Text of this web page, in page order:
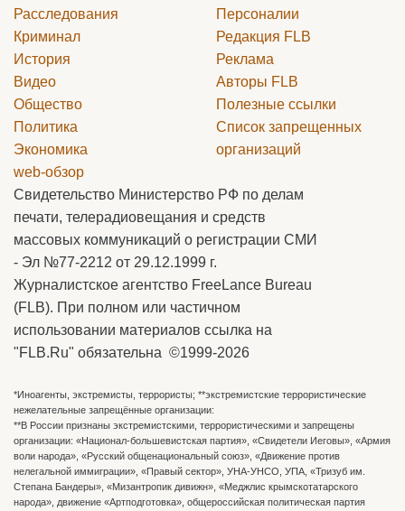
Расследования
Криминал
История
Видео
Общество
Политика
Экономика
web-обзор
Персоналии
Редакция FLB
Реклама
Авторы FLB
Полезные ссылки
Список запрещенных
организаций
Свидетельство Министерство РФ по делам
печати, телерадиовещания и средств
массовых коммуникаций о регистрации СМИ
- Эл №77-2212 от 29.12.1999 г.
Журналистское агентство FreeLance Bureau
(FLB). При полном или частичном
использовании материалов ссылка на
"FLB.Ru" обязательна ©1999-2026
*Иноагенты, экстремисты, террористы; **экстремистские террористические
нежелательные запрещённые организации:
**В России признаны экстремистскими, террористическими и запрещены
организации: «Национал-большевистская партия», «Свидетели Иеговы», «Армия
воли народа», «Русский общенациональный союз», «Движение против
нелегальной иммиграции», «Правый сектор», УНА-УНСО, УПА, «Тризуб им.
Степана Бандеры», «Мизантропик дивижн», «Меджлис крымскотатарского
народа», движение «Артподготовка», общероссийская политическая партия